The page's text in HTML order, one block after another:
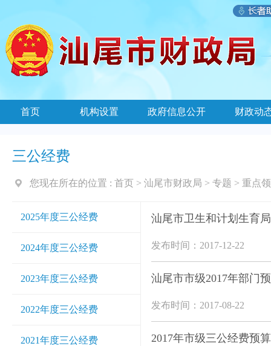
首页 机构设置 政府信息公开 财政动
三公经费
您现在所在的位置 : 首页 > 汕尾市财政局 > 专题 > 重点
2025年度三公经费
2024年度三公经费
2023年度三公经费
2022年度三公经费
2021年度三公经费
汕尾市卫生和计划生育
发布时间：2017-12-22
汕尾市市级2017年部门
发布时间：2017-08-22
2017年市级三公经费预